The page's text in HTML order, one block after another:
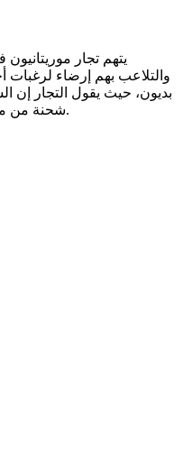
يتهم تجار
والتلاعب بهم إرضاء لرغبات
بديون، حيث يقول التجار إن
شحنة من مادة "الأرز" لمحاولة تسديد تلك الديون.